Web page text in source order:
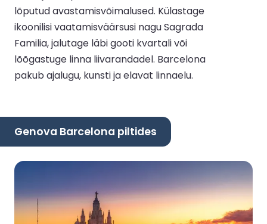
lõputud avastamisvõimalused. Külastage
ikoonilisi vaatamisväärsusi nagu Sagrada
Familia, jalutage läbi gooti kvartali või
lõõgastuge linna liivarandadel. Barcelona
pakub ajalugu, kunsti ja elavat linnaelu.
Genova Barcelona piltides